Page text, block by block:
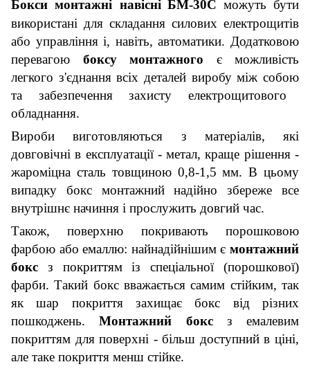
Бокси монтажні навісні БМ-30C можуть бути
використані для складання силових електрощитів
або управління і, навіть, автоматики. Додатковою
перевагою боксу монтажного є можливість
легкого з'єднання всіх деталей виробу між собою
та забезпечення захисту електрощитового
обладнання.
Вироби виготовляються з матеріалів, які
довговічні в експлуатації-метал, краще рішення -
жароміцна сталь товщиною 0,8-1,5 мм. В цьому
випадку бокс монтажний надійно збереже все
внутрішнє начиння і прослужить довгий час.
Також, поверхню покривають порошковою
фарбою або емаллю: найнадійнішим ємонтажний
бокс з покриттям із спеціальної (порошкової)
фарби. Такий бокс вважається самим стійким, так
як шар покриття захищає бокс від різних
пошкоджень.Монтажний боксз емалевим
покриттям для поверхні - більш доступний в ціні,
але таке покриття менш стійке.